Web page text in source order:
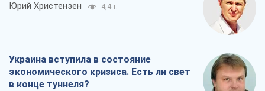
Юрий Христензен 4,4 т.
Украина вступила в состояние
экономического кризиса. Есть ли свет
в конце туннеля?